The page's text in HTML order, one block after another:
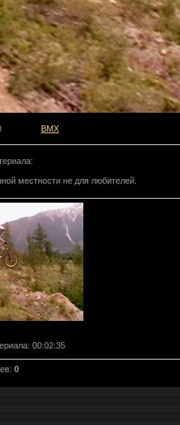
BMX
:
местности не для любителей.
: 00:02:35
: 0